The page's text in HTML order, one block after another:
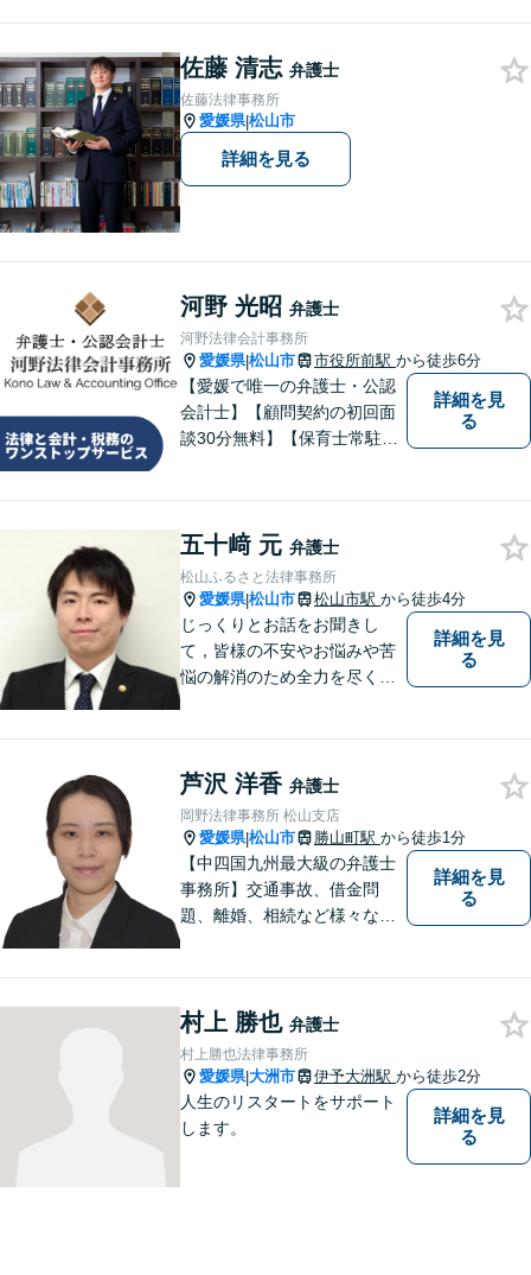
い！
佐藤 清志 弁護士
佐藤法律事務所
愛媛県|松山市
詳細を見る
河野 光昭 弁護士
河野法律会計事務所
愛媛県|松山市 市役所前駅 から徒歩6分
【愛媛で唯一の弁護士・公認
会計士】【顧問契約の初回面
談30分無料】【保育士常駐】
せください。
詳細を見
る
五十﨑 元 弁護士
松山ふるさと法律事務所
愛媛県|松山市 松山市駅 から徒歩4分
じっくりとお話をお聞きし
て，皆様の不安やお悩みや苦
悩の解消のため全力を尽くし
詳細を見
る
芦沢 洋香 弁護士
岡野法律事務所 松山支店
愛媛県|松山市 勝山町駅 から徒歩1分
【中四国九州最大級の弁護士
事務所】交通事故、借金問
題、離婚、相続など様々な問
い！
詳細を見
る
村上 勝也 弁護士
村上勝也法律事務所
愛媛県|大洲市 伊予大洲駅 から徒歩2分
人生のリスタートをサポート
します。
詳細を見
る